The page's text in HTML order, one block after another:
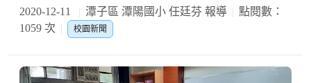
2020-12-11 潭子區 潭陽國小 任廷芬 報導
點閱數：
1059 次
校園新聞